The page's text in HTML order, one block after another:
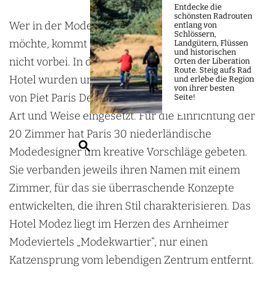
Entdecke die
schönsten Radrouten
entlang von
Schlössern,
Landgütern, Flüssen
und historischen
Orten der Liberation
Route. Steig aufs Rad
und erlebe die Region
von ihrer besten
Seite!
h
e
l
M
o
d
e
z
e
l
M
o
d
e
z
Wer in der Modestadt Arnheim übernachten
möchte, kommt am „Mode Design Hotel Modez“
nicht vorbei. In diesem aufsehenerregenden
Hotel wurden unter der künstlerischen Leitung
von Piet Paris Design und Mode auf einzigartige
Art und Weise eingesetzt. Für die Einrichtung der
20 Zimmer hat Paris 30 niederländische
Modedesigner um kreative Vorschläge gebeten.
Sie verbanden jeweils ihren Namen mit einem
Zimmer, für das sie überraschende Konzepte
entwickelten, die ihren Stil charakterisieren. Das
Hotel Modez liegt im Herzen des Arnheimer
Modeviertels „Modekwartier“, nur einen
Katzensprung vom lebendigen Zentrum entfernt.